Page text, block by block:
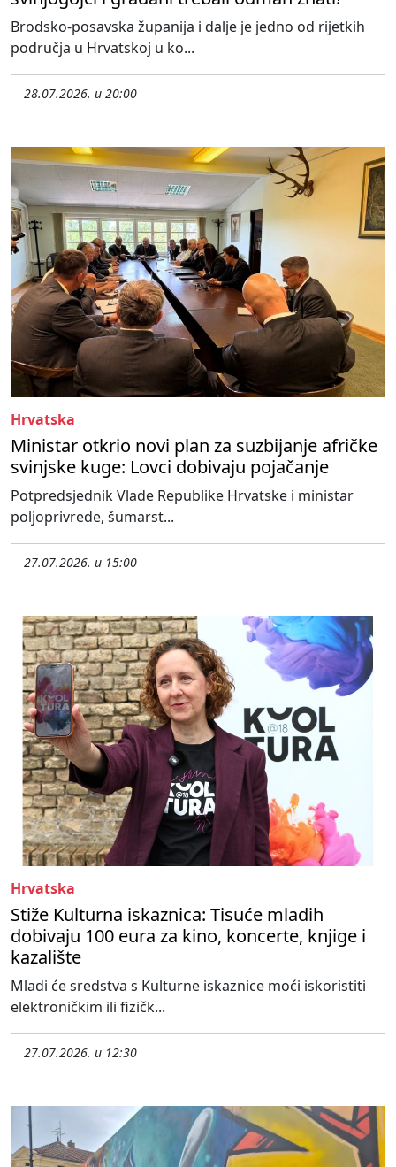
Brodsko-posavska županija i dalje je jedno od rijetkih
područja u Hrvatskoj u ko...
28.07.2026. u 20:00
Hrvatska
Ministar otkrio novi plan za suzbijanje afričke
svinjske kuge: Lovci dobivaju pojačanje
Potpredsjednik Vlade Republike Hrvatske i ministar
poljoprivrede, šumarst...
27.07.2026. u 15:00
Hrvatska
Stiže Kulturna iskaznica: Tisuće mladih
dobivaju 100 eura za kino, koncerte, knjige i
kazalište
Mladi će sredstva s Kulturne iskaznice moći iskoristiti
elektroničkim ili fizičk...
27.07.2026. u 12:30